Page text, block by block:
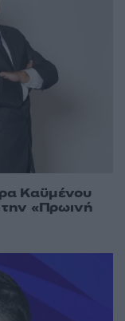
Καϋμένου
«Πρωινή